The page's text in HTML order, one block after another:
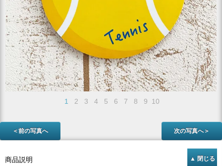
1 2 3 4 5 6 7 8 9 10
＜前の写真へ 次の写真へ＞
商品説明